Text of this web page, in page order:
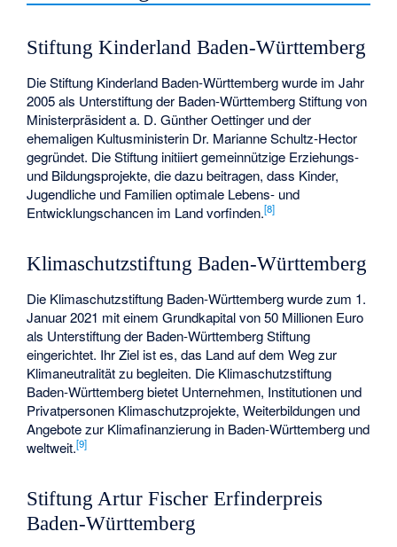
Stiftung Kinderland Baden-Württemberg
Die Stiftung Kinderland Baden-Württemberg wurde im Jahr
2005 als Unterstiftung der Baden-Württemberg Stiftung von
Ministerpräsident a. D. Günther Oettinger und der
ehemaligen Kultusministerin Dr. Marianne Schultz-Hector
gegründet. Die Stiftung initiiert gemeinnützige Erziehungs-
und Bildungsprojekte, die dazu beitragen, dass Kinder,
Jugendliche und Familien optimale Lebens- und
Entwicklungschancen im Land vorfinden.[8]
Klimaschutzstiftung Baden-Württemberg
Die Klimaschutzstiftung Baden-Württemberg wurde zum 1.
Januar 2021 mit einem Grundkapital von 50 Millionen Euro
als Unterstiftung der Baden-Württemberg Stiftung
eingerichtet. Ihr Ziel ist es, das Land auf dem Weg zur
Klimaneutralität zu begleiten. Die Klimaschutzstiftung
Baden-Württemberg bietet Unternehmen, Institutionen und
Privatpersonen Klimaschutzprojekte, Weiterbildungen und
Angebote zur Klimafinanzierung in Baden-Württemberg und
weltweit.[9]
Stiftung Artur Fischer Erfinderpreis
Baden-Württemberg